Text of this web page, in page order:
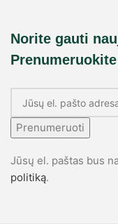
Norite gauti
Prenumeruoti
Jūsų el. paštas bus
politiką.